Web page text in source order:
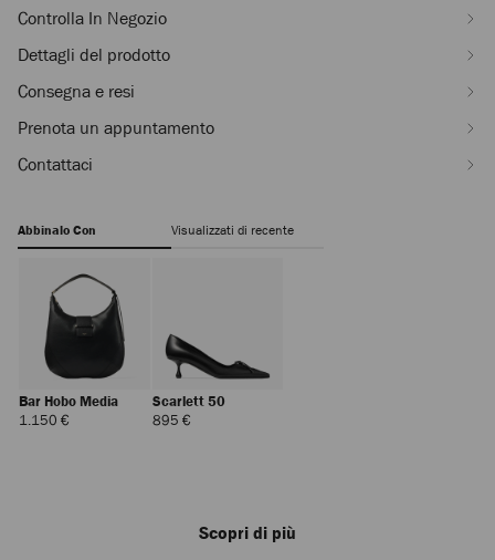
J000181712001.html
Controlla In Negozio
Dettagli del prodotto
Consegna e resi
Prenota un appuntamento
Contattaci
Abbinalo Con Visualizzati di recente
Bar Hobo Media
1.150 €
Scarlett 50
895 €Prezzo
Standard
Scopri di più